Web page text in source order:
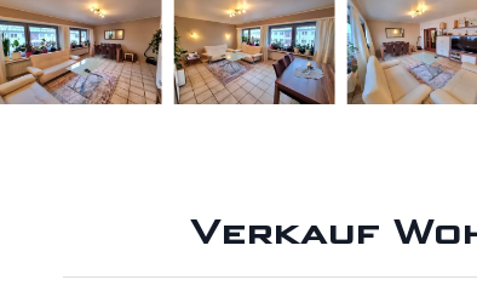
Verkauf